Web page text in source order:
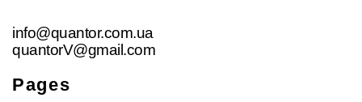
info@quantor.com.ua
quantorV@gmail.com
Pages